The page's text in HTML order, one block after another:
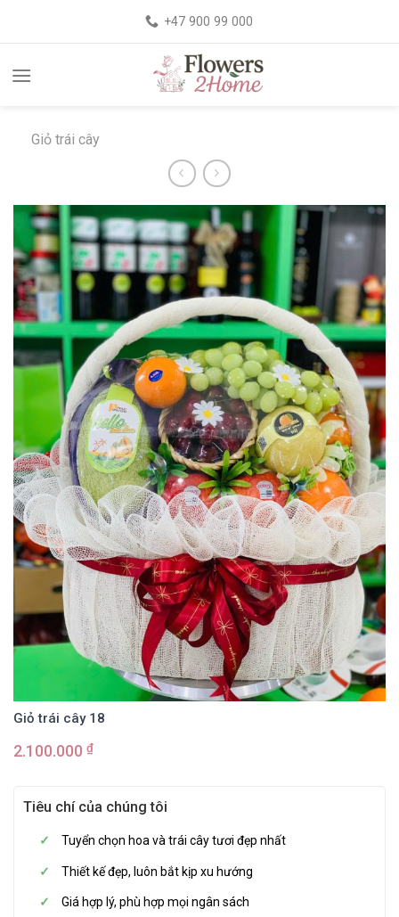
+47 900 99 000
Giỏ trái cây
Giỏ trái cây 18
2.100.000 ₫
Tiêu chí của chúng tôi
Tuyển chọn hoa và trái cây tươi đẹp nhất
Thiết kế đẹp, luôn bắt kịp xu hướng
Giá hợp lý, phù hợp mọi ngân sách